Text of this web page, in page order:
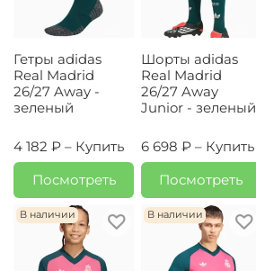
Гетры adidas
Real Madrid
26/27 Away -
зеленый
4 182 ₽ – Купить
Посмотреть
Шорты adidas
Real Madrid
26/27 Away
Junior - зеленый
6 698 ₽ – Купить
Посмотреть
В наличии В наличии